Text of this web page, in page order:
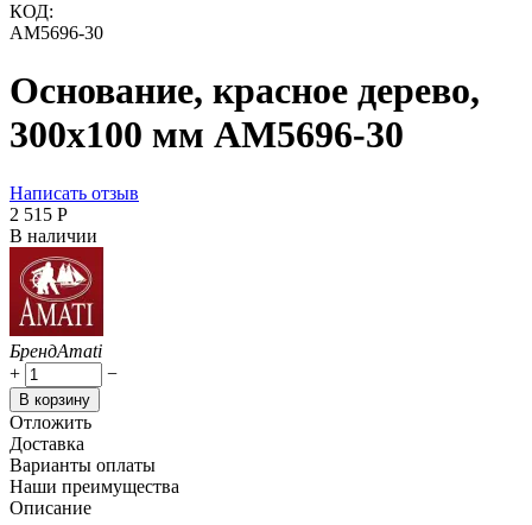
КОД:
AM5696-30
Основание, красное дерево,
300х100 мм AM5696-30
Написать отзыв
2 515 Р
В наличии
БрендAmati
+
−
В корзину
Отложить
Доставка
Варианты оплаты
Наши преимущества
Описание